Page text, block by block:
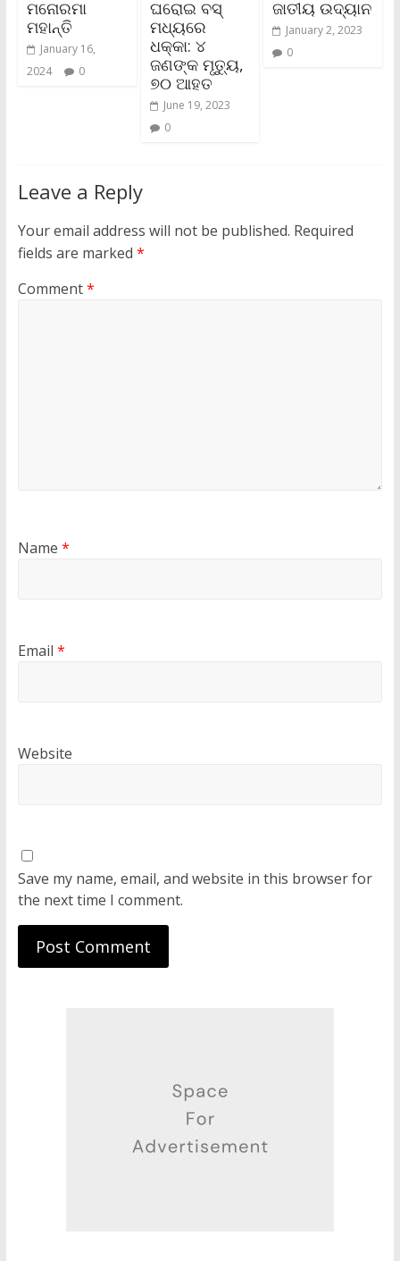
ମନୋରମା
ମହାନ୍ତି
January 16,
2024
0
ଘରୋଇ ବସ୍
ମଧ୍ୟରେ
ଧକ୍କା: ୪
ଜଣଙ୍କ ମୃତ୍ୟୁ,
୭୦ ଆହତ
June 19, 2023
0
ଜାତୀୟ ଉଦ୍ୟାନ
January 2, 2023
0
Leave a Reply
Your email address will not be published. Required
fields are marked *
Comment*
Name *
Email *
Website
Save my name, email, and website in this browser for
the next time I comment.